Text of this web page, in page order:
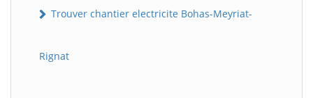
Trouver chantier electricite Bohas-Meyriat-
Rignat